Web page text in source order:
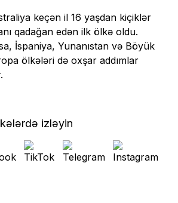
keçən il 16 yaşdan kiçiklər
qadağan edən ilk ölkə oldu.
İspaniya, Yunanıstan və Böyük
ölkələri də oxşar addımlar
izləyin